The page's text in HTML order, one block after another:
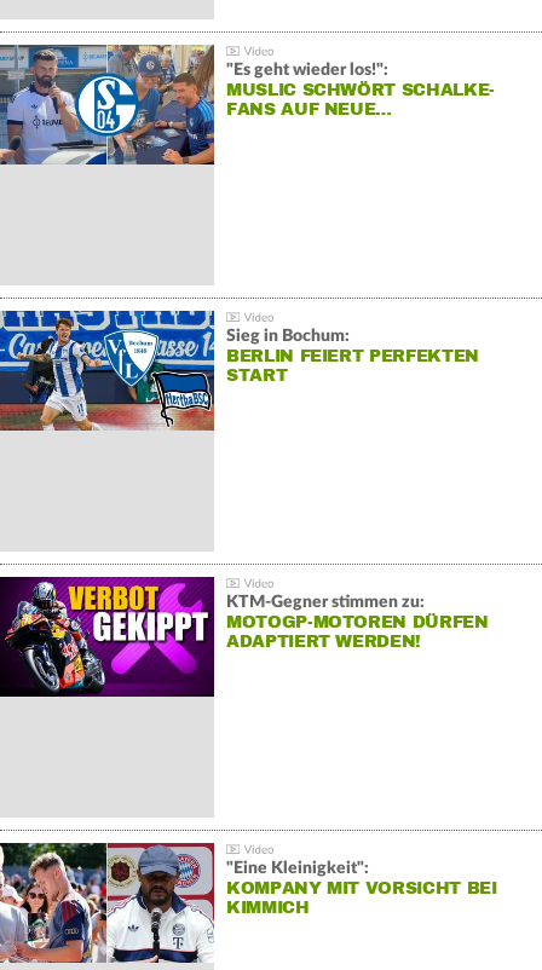
"Es geht wieder los!":
MUSLIC SCHWÖRT SCHALKE-
FANS AUF NEUE…
Sieg in Bochum:
BERLIN FEIERT PERFEKTEN
START
KTM-Gegner stimmen zu:
MOTOGP-MOTOREN DÜRFEN
ADAPTIERT WERDEN!
"Eine Kleinigkeit":
KOMPANY MIT VORSICHT BEI
KIMMICH